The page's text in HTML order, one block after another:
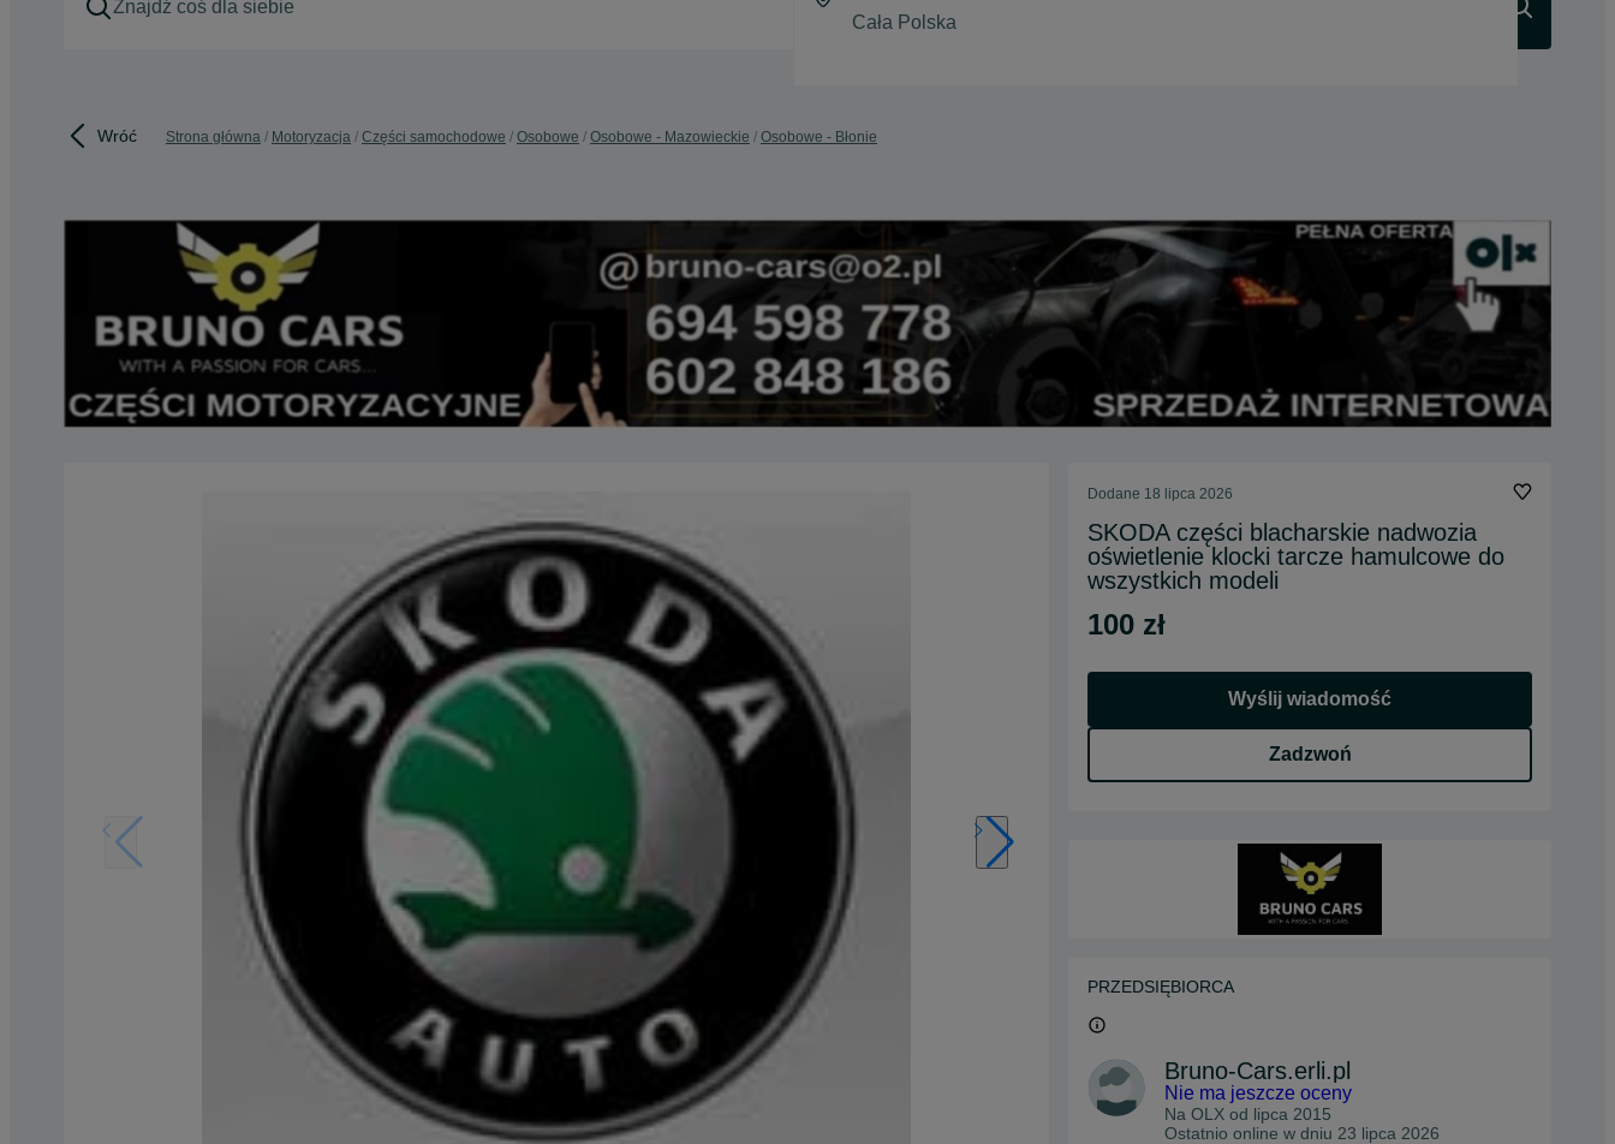
Wróć Strona główna Motoryzacja Części samochodowe Osobowe Osobowe - Mazowieckie Osobowe - Błonie
Dodane 18 lipca 2026
SKODA części blacharskie nadwozia
oświetlenie klocki tarcze hamulcowe do
wszystkich modeli
100 zł
Wyślij wiadomość
Zadzwoń
PRZEDSIĘBIORCA
Bruno-Cars.erli.pl
Nie ma jeszcze oceny
Na OLX od lipca 2015
Ostatnio online w dniu 23 lipca 2026